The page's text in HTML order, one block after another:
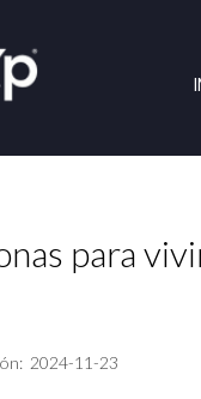
para
2024-11-23